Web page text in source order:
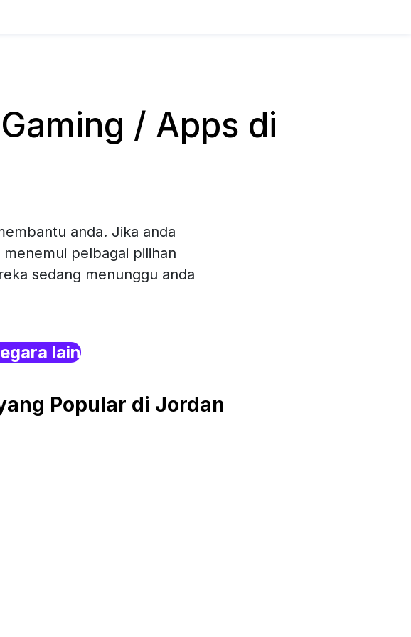
/ Apps di
anda. Jika anda
pelbagai pilihan
sedang menunggu anda
lain
Popular di Jordan